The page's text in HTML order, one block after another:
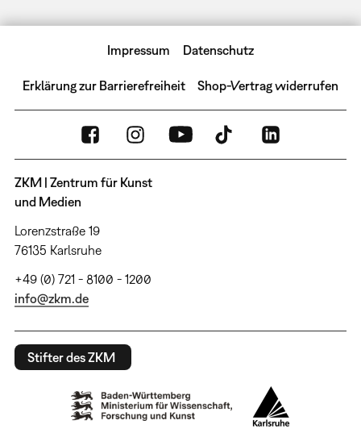
Impressum Datenschutz
Erklärung zur Barrierefreiheit Shop-Vertrag widerrufen
ZKM | Zentrum für Kunst
und Medien
Lorenzstraße 19
76135 Karlsruhe
+49 (0) 721 - 8100 - 1200
info@zkm.de
Stifter des ZKM